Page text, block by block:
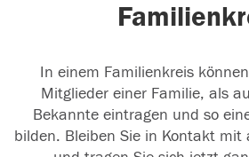
In einem Familienkreis
Mitglieder einer Familie, als
Bekannte eintragen und so
bilden. Bleiben Sie in Kontakt mit